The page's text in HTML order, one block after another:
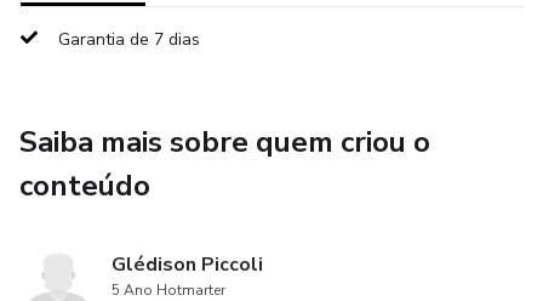
você.
🌟 Juntos, vamos cultivar alimentos orgânicos, regenerar o
criação e de nós mesmos!
Garantia de 7 dias
Saiba mais sobre quem criou o
conteúdo
Glédison Piccoli
5 Ano Hotmarter